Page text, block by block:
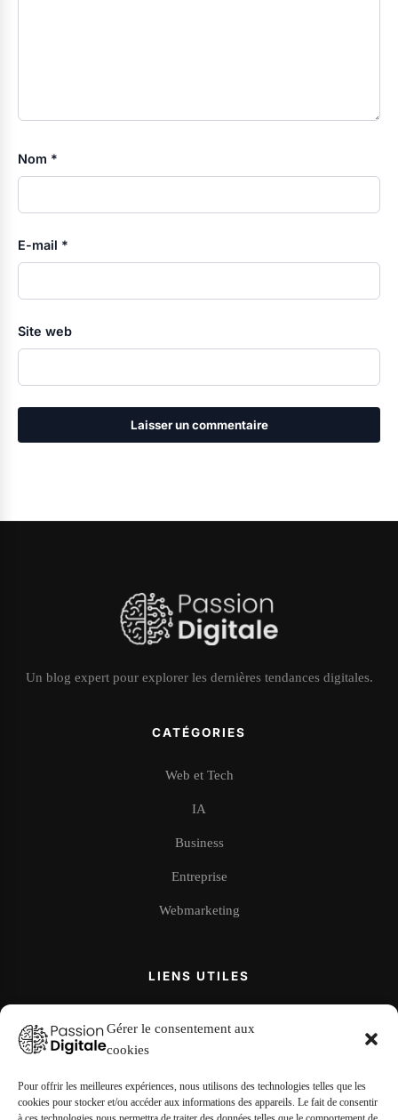
Gérer le consentement aux
cookies
Pour offrir les meilleures expériences, nous utilisons des technologies telles que les
cookies pour stocker et/ou accéder aux informations des appareils. Le fait de consentir
Nom *
E-mail *
Site web
Un blog expert pour explorer les dernières tendances digitales.
CATÉGORIES
Web et Tech
IA
Business
Entreprise
Webmarketing
LIENS UTILES
Mentions légales